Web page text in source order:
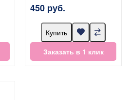
450 руб.
Купить
Заказать в 1 клик